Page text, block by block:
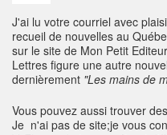
J'ai lu votre courriel avec
recueil de nouvelles au
sur le site de Mon Petit
Lettres figure une autre
dernièrement "Les mains de
Vous pouvez aussi trouver
Je n'ai pas de site;je vous